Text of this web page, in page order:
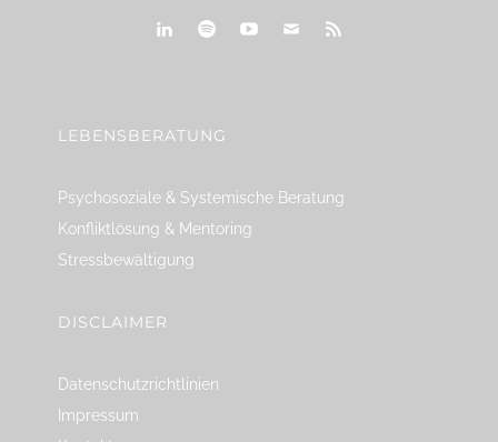
LEBENSBERATUNG
Psychosoziale & Systemische Beratung
Konfliktlösung & Mentoring
Stressbewältigung
DISCLAIMER
Datenschutzrichtlinien
Impressum